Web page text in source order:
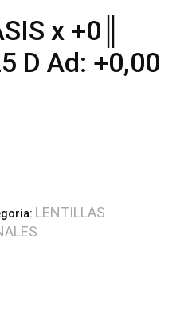
x +0║
D Ad: +0,00
LENTILLAS